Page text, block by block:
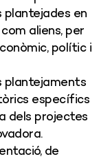
plantejades en
aliens, per
polític i
plantejaments
específics
dels projectes
de